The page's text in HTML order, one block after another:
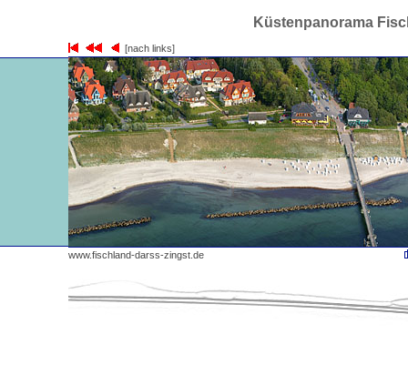
Küstenpanorama
[nach links]
www.fischland-darss-zingst.de